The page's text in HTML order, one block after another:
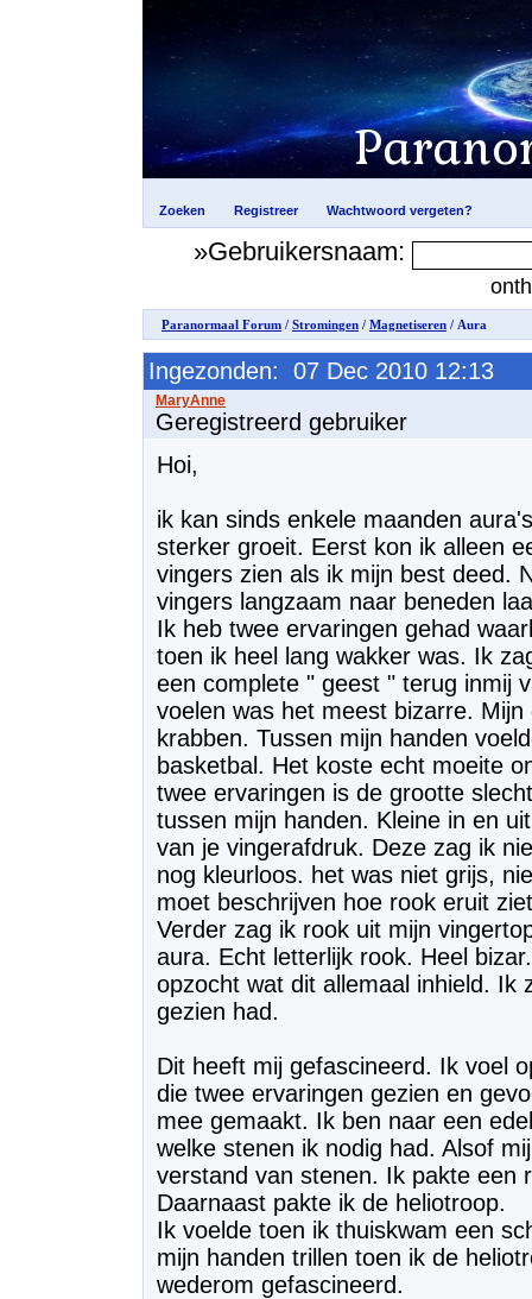
»Gebruikersnaam:
Paranormaal Forum / Stromingen / Magnetiseren / Aura
Ingezonden: 07 Dec 2010 12:13
Geregistreerd gebruiker
Hoi,
ik kan sinds enkele maanden
sterker groeit. Eerst kon ik alleen
vingers zien als ik mijn best deed.
vingers langzaam naar beneden
Ik heb twee ervaringen gehad
toen ik heel lang wakker was. Ik
een complete " geest " terug inmij
voelen was het meest bizarre.
krabben. Tussen mijn handen
basketbal. Het koste echt moeite
twee ervaringen is de grootte
tussen mijn handen. Kleine in en
van je vingerafdruk. Deze zag ik
nog kleurloos. het was niet grijs,
moet beschrijven hoe rook eruit
Verder zag ik rook uit mijn
aura. Echt letterlijk rook. Heel
opzocht wat dit allemaal inhield. Ik
gezien had.
Dit heeft mij gefascineerd. Ik voel
die twee ervaringen gezien en
mee gemaakt. Ik ben naar een
welke stenen ik nodig had. Alsof
verstand van stenen. Ik pakte een
Daarnaast pakte ik de heliotroop.
Ik voelde toen ik thuiskwam een
mijn handen trillen toen ik de
wederom gefascineerd.